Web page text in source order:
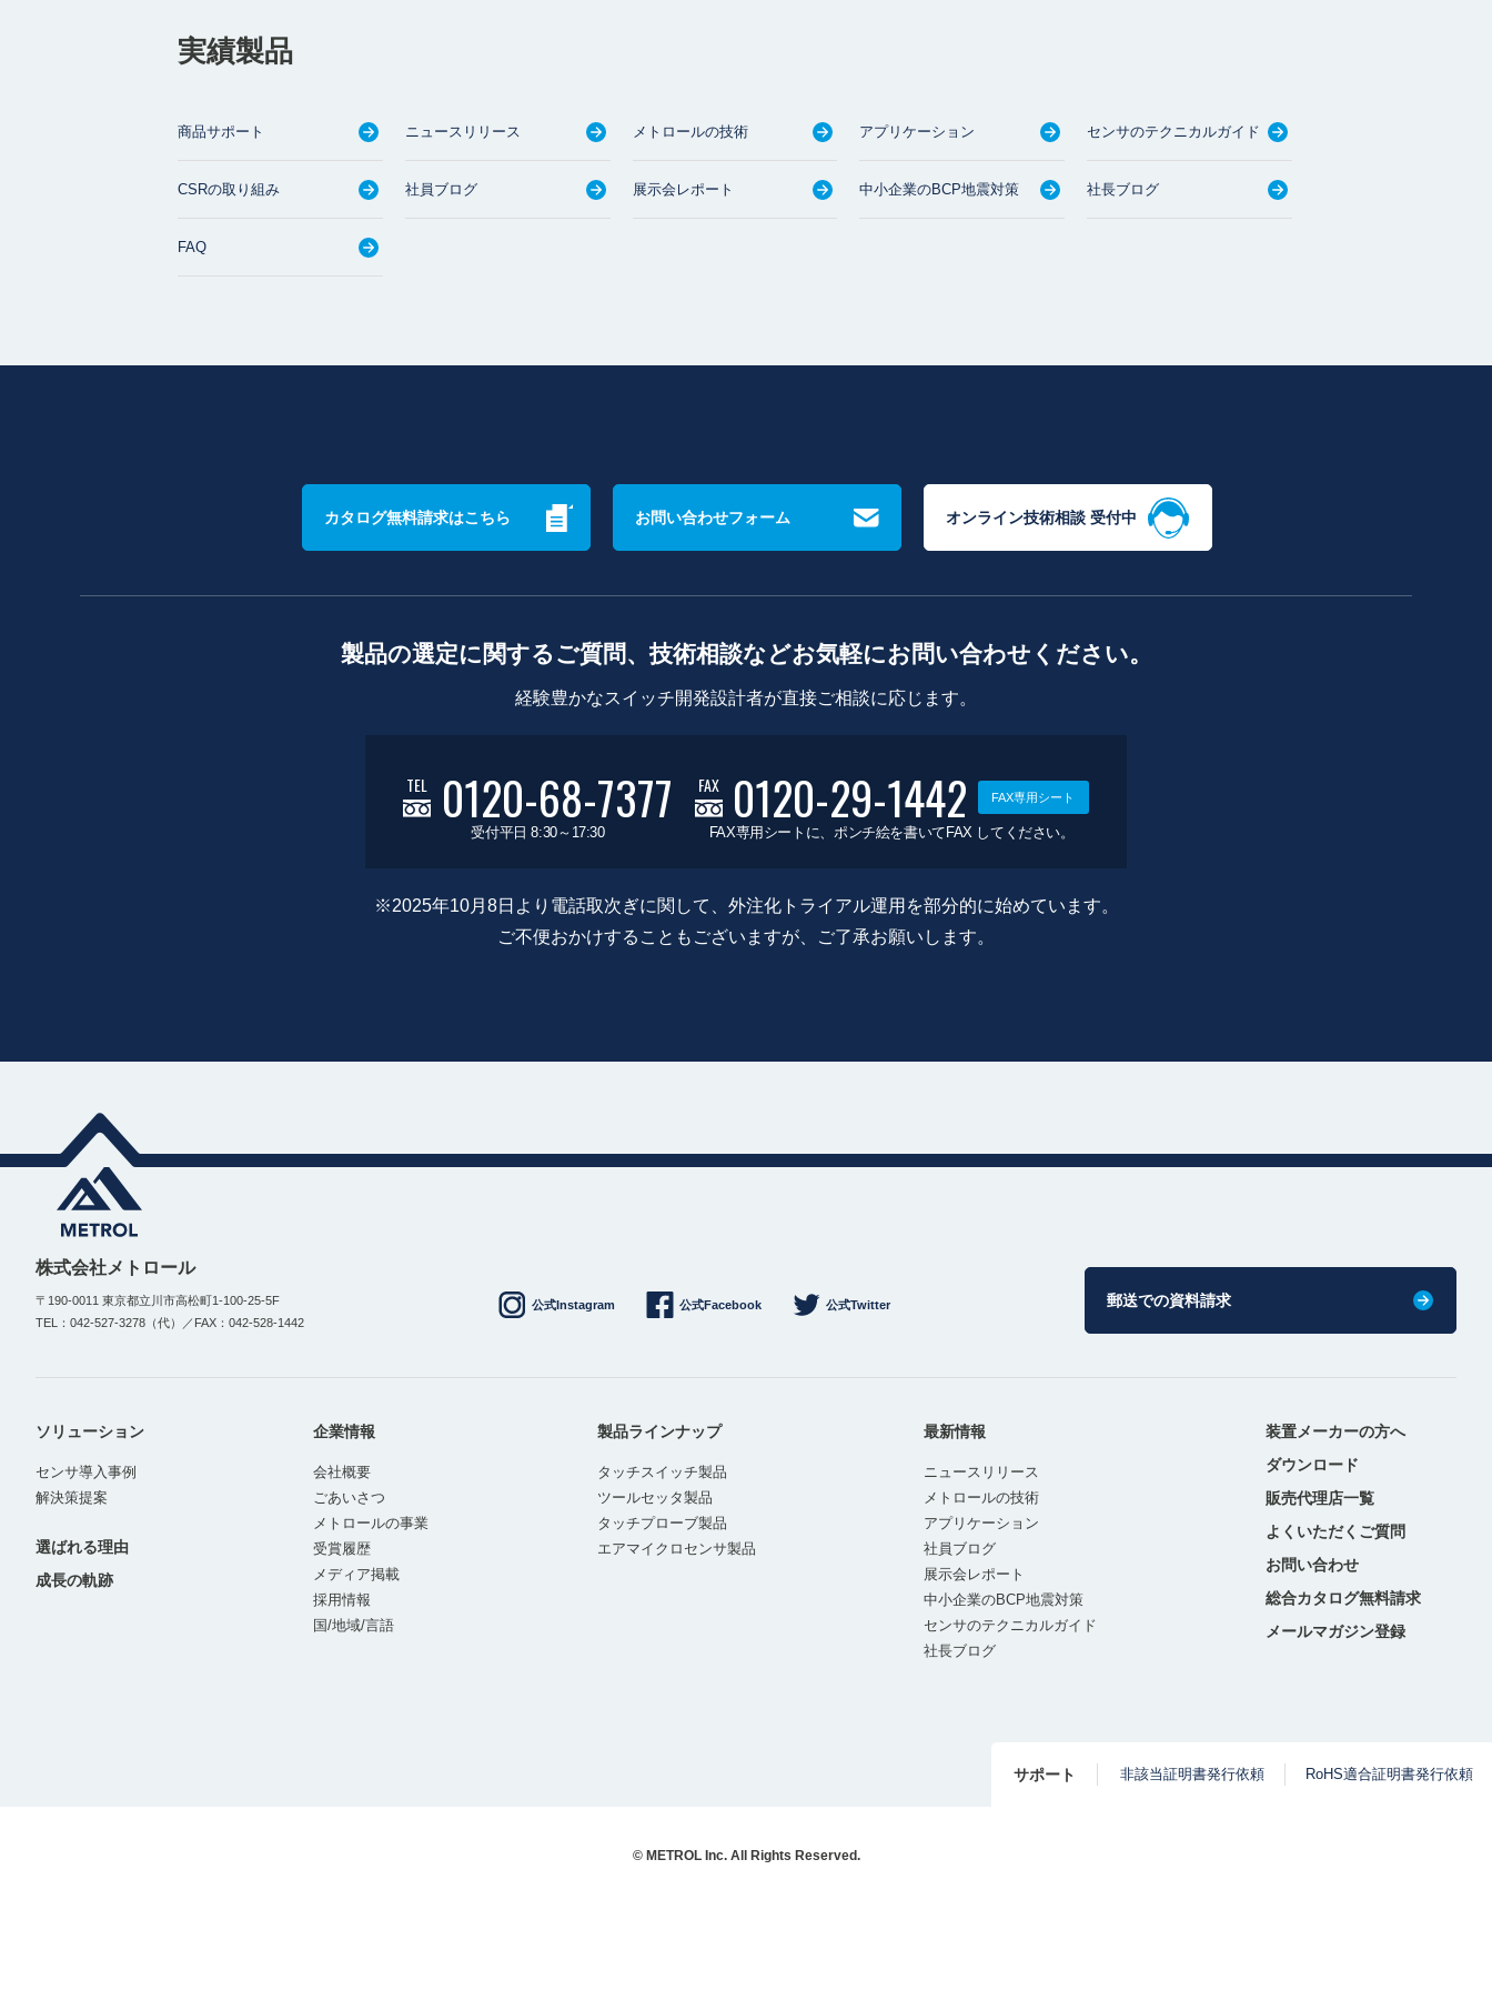
実績製品
商品サポート ニュースリリース メトロールの技術 アプリケーション センサのテクニカルガイド
CSRの取り組み 社員ブログ 展示会レポート 中小企業のBCP地震対策 社長ブログ
FAQ
カタログ無料請求はこちら お問い合わせフォーム オンライン技術相談 受付中
製品の選定に関するご質問、技術相談などお気軽にお問い合わせください。
経験豊かなスイッチ開発設計者が直接ご相談に応じます。
TEL 0120-68-7377
受付平日 8:30～17:30
FAX 0120-29-1442 FAX専用シート
FAX専用シートに、ポンチ絵を書いてFAX してください。
※2025年10月8日より電話取次ぎに関して、外注化トライアル運用を部分的に始めています。
ご不便おかけすることもございますが、ご了承お願いします。
株式会社メトロール
〒190-0011 東京都立川市高松町1-100-25-5F
TEL：042-527-3278（代）／FAX：042-528-1442
公式Instagram 公式Facebook 公式Twitter 郵送での資料請求
ソリューション
センサ導入事例
解決策提案
選ばれる理由
成長の軌跡
企業情報
会社概要
ごあいさつ
メトロールの事業
受賞履歴
メディア掲載
採用情報
国/地域/言語
製品ラインナップ
タッチスイッチ製品
ツールセッタ製品
タッチプローブ製品
エアマイクロセンサ製品
最新情報
ニュースリリース
メトロールの技術
アプリケーション
社員ブログ
展示会レポート
中小企業のBCP地震対策
センサのテクニカルガイド
社長ブログ
装置メーカーの方へ
ダウンロード
販売代理店一覧
よくいただくご質問
お問い合わせ
総合カタログ無料請求
メールマガジン登録
サポート 非該当証明書発行依頼 RoHS適合証明書発行依頼
© METROL Inc. All Rights Reserved.